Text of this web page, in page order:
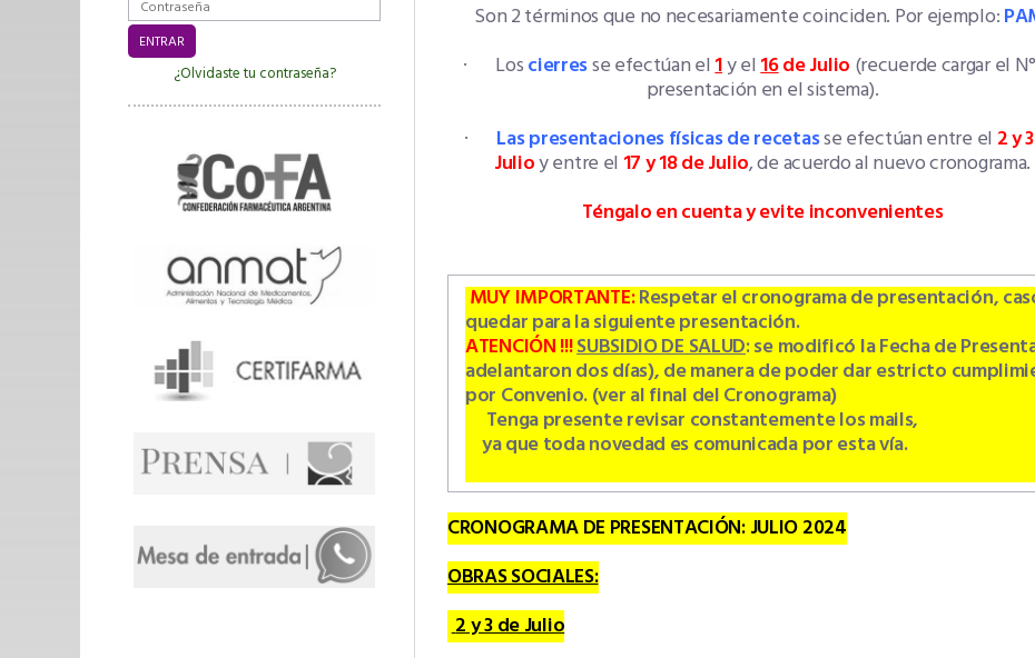
¿Olvidaste tu contraseña?
Son 2 términos que no necesariamente coinciden. Por ejemplo:
· Loscierresse efectúan el1y el16de Julio (recuerde cargar el
presentación en el sistema).
· Las presentaciones físicas de recetasse efectúan entre el 2 y
Julioy entre el 17 y 18 de Julio, de acuerdo al nuevo cronograma.
Téngalo en cuenta y evite inconvenientes
MUY IMPORTANTE:Respetar el cronograma de presentación,
quedar para la siguiente presentación.
ATENCIÓN !!!SUBSIDIO DE SALUD: se modificó la Fecha de
adelantaron dos días), de manera de poder dar estricto
por Convenio. (ver al final del Cronograma)
Tenga presente revisar constantemente los mails,
ya que toda novedad es comunicada por esta vía.
CRONOGRAMA DE PRESENTACIÓN: JULIO 2024
OBRAS SOCIALES:
2 y 3 de Julio